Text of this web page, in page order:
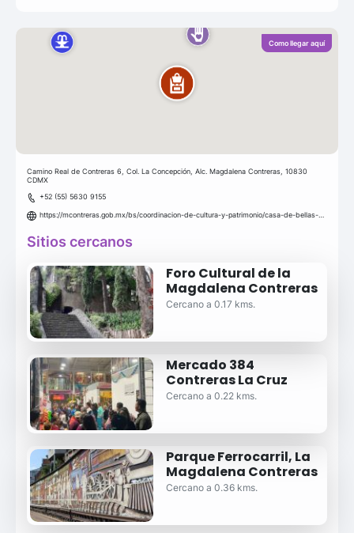
Como llegar aquí
Camino Real de Contreras 6, Col. La Concepción, Alc. Magdalena Contreras, 10830
CDMX
+52 (55) 5630 9155
Sitios cercanos
Foro Cultural de la
Magdalena Contreras
Cercano a 0.17 kms.
Mercado 384
Contreras La Cruz
Cercano a 0.22 kms.
Parque Ferrocarril, La
Magdalena Contreras
Cercano a 0.36 kms.